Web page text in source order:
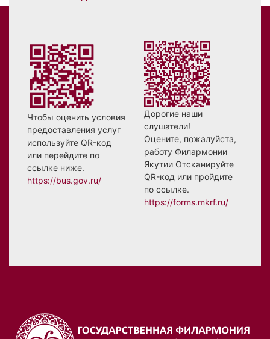
Чтобы оценить условия
предоставления услуг
используйте QR-код
или перейдите по
ссылке ниже.
https://bus.gov.ru/
Дорогие наши
слушатели!
Оцените, пожалуйста,
работу Филармонии
Якутии Отсканируйте
QR-код или пройдите
по ссылке.
https://forms.mkrf.ru/